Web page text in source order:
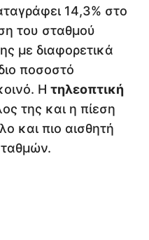
14,3% στο
του σταθμού
με διαφορετικά
ποσοστό
Η τηλεοπτική
της και η πίεση
και πιο αισθητή